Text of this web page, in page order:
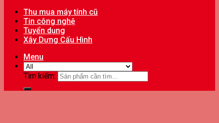
Thu mua máy tính cũ
Tin công nghệ
Tuyển dụng
Xây Dựng Cấu Hình
Menu
Tìm kiếm: